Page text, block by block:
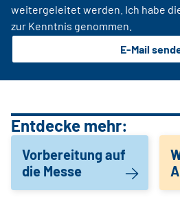
weitergeleitet werden. Ich habe
zur Kenntnis genommen.
E-Mail
Entdecke mehr:
Vorbereitung auf
die Messe